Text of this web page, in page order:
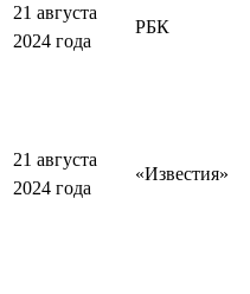
21 августа
2024 года
РБК
21 августа
2024 года
«Известия»